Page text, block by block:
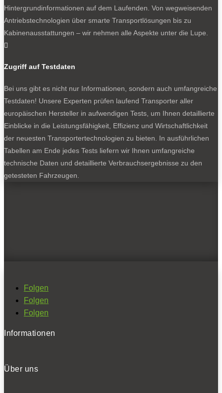
NEWSLETTER
Bleiben Sie auf dem Laufenden
Erhalten Sie die neuesten News und Hinweise auf
aktuelle Tests direkt in Ihren Posteingang
Folgen
Folgen
BELIEBTE NEWS
Hintergrundinformationen auf dem Laufenden. Von wegweisenden
Antriebstechnologien über smarte Transportlösungen bis zu
Kabinenausstattungen – wir nehmen alle Aspekte unter die Lupe.

Zugriff auf Testdaten
Bei uns gibt es nicht nur Informationen, sondern auch umfangreiche
Testdaten! Unsere Experten prüfen laufend Transporter aller
europäischen Hersteller in aufwendigen Tests, um Ihnen detaillierte
Einblicke in die Leistungsfähigkeit, Effizienz und Wirtschaftlichkeit
der neuesten Transportertechnologien zu bieten. In ausführlichen
Tabellen am Ende jedes Tests liefern wir Ihnen umfangreiche
technische Daten und detaillierte Verbrauchsergebnisse zu den
getesteten Fahrzeugen.
Folgen
Folgen
Folgen
Informationen
Über uns